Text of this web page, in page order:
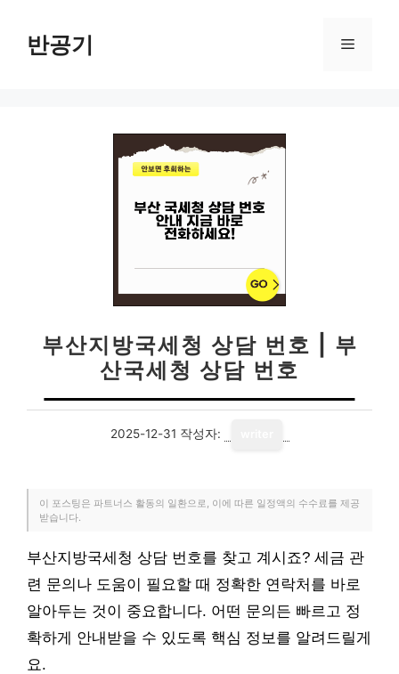
반공기 메
부산지방국세청 상담 번호 | 부
산국세청 상담 번호
2025-12-31 작성자:
이 포스팅은 파트너스 활동의 일환으로, 이에 따른 일정액의 수수료를 제공
받습니다.
부산지방국세청 상담 번호를 찾고 계시죠? 세금 관
련 문의나 도움이 필요할 때 정확한 연락처를 바로
알아두는 것이 중요합니다. 어떤 문의든 빠르고 정
확하게 안내받을 수 있도록 핵심 정보를 알려드릴게
요.